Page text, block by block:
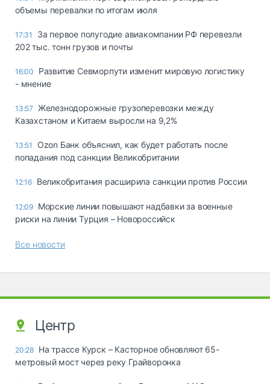
объемы перевалки по итогам июля
17:31
За первое полугодие авиакомпании РФ перевезли
202 тыс. тонн грузов и почты
16:00
Развитие Севморпути изменит мировую логистику
- мнение
13:57
Железнодорожные грузоперевозки между
Казахстаном и Китаем выросли на 9,2%
13:51
Ozon Банк объяснил, как будет работать после
попадания под санкции Великобритании
12:16 Великобритания расширила санкции против России
12:09 Морские линии повышают надбавки за военные
риски на линии Турция – Новороссийск
Все новости
Центр
20:28 На трассе Курск – Касторное обновляют 65-
метровый мост через реку Грайворонка